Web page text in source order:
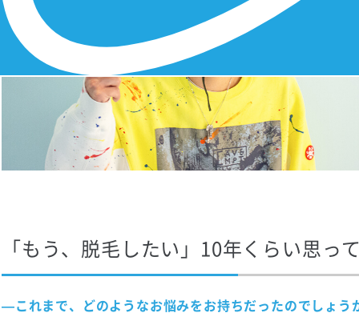
「もう、脱毛したい」10年くらい思っ
—これまで、どのようなお悩みをお持ちだったのでしょう